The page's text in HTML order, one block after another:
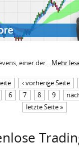
einer der... Mehr
‹ vorherige Seite
6 7 8 9
letzte Seite »